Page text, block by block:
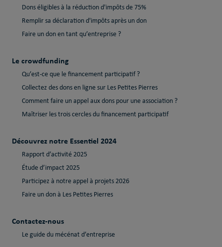
Dons éligibles à la réduction d'impôts de 75%
Remplir sa déclaration d'impôts après un don
Faire un don en tant qu’entreprise ?
Le crowdfunding
Qu’est-ce que le financement participatif ?
Collectez des dons en ligne sur Les Petites Pierres
Comment faire un appel aux dons pour une association ?
Maîtriser les trois cercles du financement participatif
Découvrez notre Essentiel 2024
Rapport d’activité 2025
Étude d’impact 2025
Participez à notre appel à projets 2026
Faire un don à Les Petites Pierres
Contactez-nous
Le guide du mécénat d’entreprise